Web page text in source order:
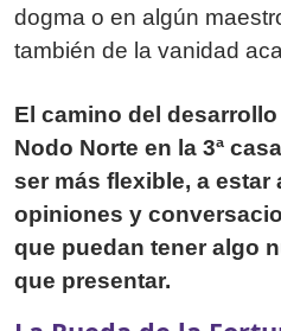
dogma o en algún
también de la vanidad
El camino del
Nodo Norte en la 3ª
ser más flexible, a estar
opiniones y
que puedan tener algo
que presentar.